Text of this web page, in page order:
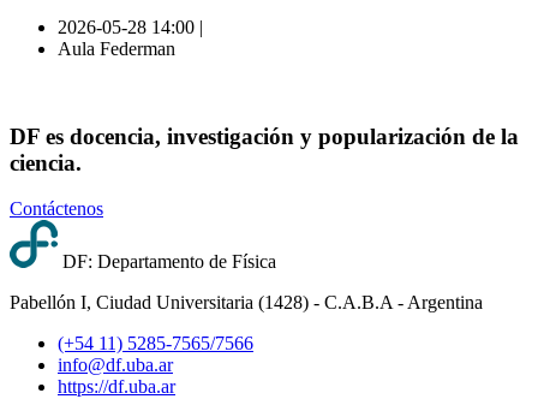
2026-05-28 14:00 |
Aula Federman
DF es docencia, investigación y popularización de la
ciencia.
Contáctenos
DF: Departamento de Física
Pabellón I, Ciudad Universitaria (1428) - C.A.B.A - Argentina
(+54 11) 5285-7565/7566
info@df.uba.ar
https://df.uba.ar